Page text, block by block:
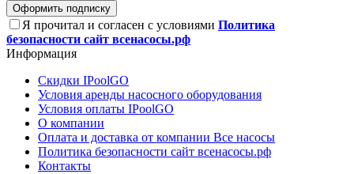
Оформить подписку
Я прочитал и согласен с условиями Политика
безопасности сайт всенасосы.рф
Информация
Скидки IPoolGO
Условия аренды насосного оборудования
Условия оплаты IPoolGO
О компании
Оплата и доставка от компании Все насосы
Политика безопасности сайт всенасосы.рф
Контакты